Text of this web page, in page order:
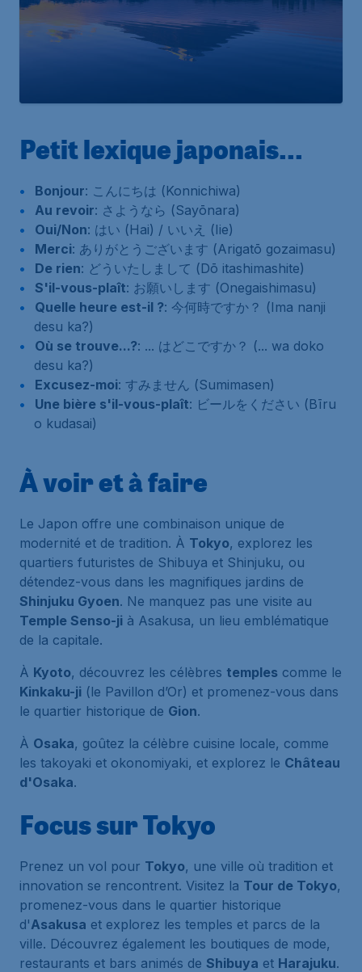
Petit lexique japonais...
Bonjour: こんにちは (Konnichiwa)
Au revoir: さようなら (Sayōnara)
Oui/Non: はい (Hai) / いいえ (Iie)
Merci: ありがとうございます (Arigatō gozaimasu)
De rien: どういたしまして (Dō itashimashite)
S'il-vous-plaît: お願いします (Onegaishimasu)
Quelle heure est-il ?: 今何時ですか？ (Ima nanji
desu ka?)
Où se trouve...?: ... はどこですか？ (... wa doko
desu ka?)
Excusez-moi: すみません (Sumimasen)
Une bière s'il-vous-plaît: ビールをください (Bīru
o kudasai)
À voir et à faire
Le Japon offre une combinaison unique de
modernité et de tradition. À Tokyo, explorez les
quartiers futuristes de Shibuya et Shinjuku, ou
détendez-vous dans les magnifiques jardins de
Shinjuku Gyoen. Ne manquez pas une visite au
Temple Senso-ji à Asakusa, un lieu emblématique
de la capitale.
À Kyoto, découvrez les célèbres temples comme le
Kinkaku-ji (le Pavillon d’Or) et promenez-vous dans
le quartier historique de Gion.
À Osaka, goûtez la célèbre cuisine locale, comme
les takoyaki et okonomiyaki, et explorez le Château
d'Osaka.
Focus sur Tokyo
Prenez un vol pour Tokyo, une ville où tradition et
innovation se rencontrent. Visitez la Tour de Tokyo,
promenez-vous dans le quartier historique
d'Asakusa et explorez les temples et parcs de la
ville. Découvrez également les boutiques de mode,
restaurants et bars animés de Shibuya et Harajuku.